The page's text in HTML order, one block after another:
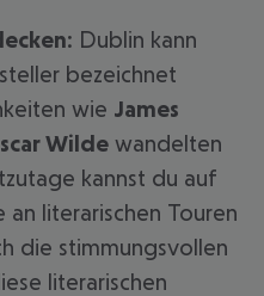
: Dublin kann
bezeichnet
wie James
Wilde wandelten
kannst du auf
literarischen Touren
die stimmungsvollen
literarischen